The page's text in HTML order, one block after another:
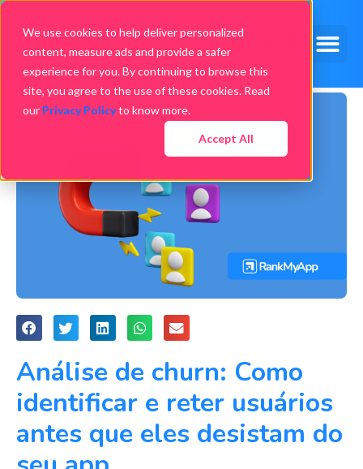
We use cookies to help deliver personalized
content, measure ads and provide a safer
experience for you. By continuing to browse this
site, you agree to the use of these cookies. Read
our Privacy Policyto know more.
Accept All
Análise de churn: Como
identificar e reter usuários
antes que eles desistam do